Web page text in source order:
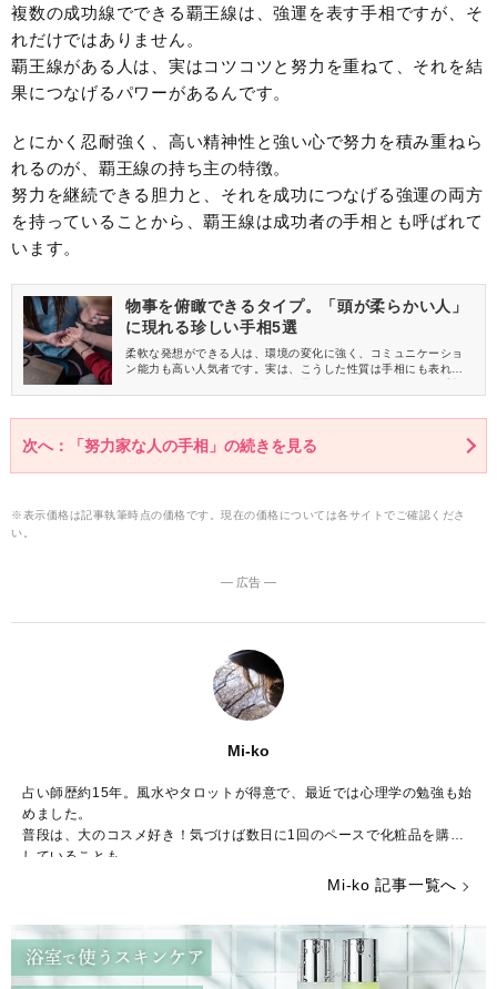
複数の成功線でできる覇王線は、強運を表す手相ですが、そ
れだけではありません。
覇王線がある人は、実はコツコツと努力を重ねて、それを結
果につなげるパワーがあるんです。
とにかく忍耐強く、高い精神性と強い心で努力を積み重ねら
れるのが、覇王線の持ち主の特徴。
努力を継続できる胆力と、それを成功につなげる強運の両方
を持っていることから、覇王線は成功者の手相とも呼ばれて
います。
物事を俯瞰できるタイプ。「頭が柔らかい人」
に現れる珍しい手相5選
柔軟な発想ができる人は、環境の変化に強く、コミュニケーショ
ン能力も高い人気者です。実は、こうした性質は手相にも表れる
を5つご紹介します。
次へ：「努力家な人の手相」の続きを見る
※表示価格は記事執筆時点の価格です。現在の価格については各サイトでご確認くださ
い。
― 広告 ―
Mi-ko
占い師歴約15年。風水やタロットが得意で、最近では心理学の勉強も始
めました。
普段は、大のコスメ好き！気づけば数日に1回のペースで化粧品を購入
していることも……。
ストレスが多い今の時代……癒やしが欲しいという方のために、のんび
Mi-ko 記事一覧へ